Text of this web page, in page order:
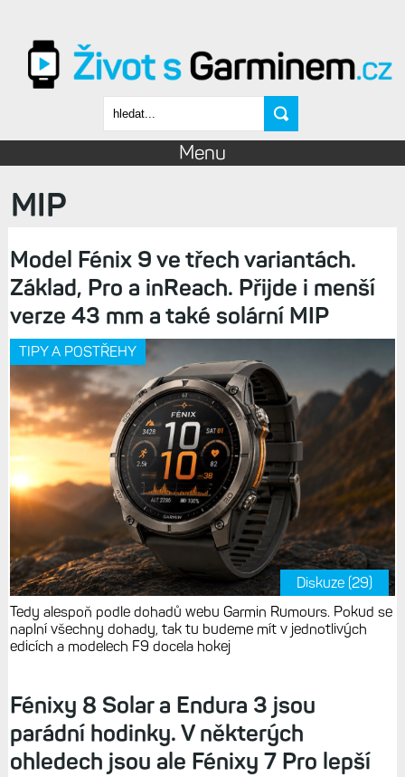
Vyhledávání
Menu
MIP
Model Fénix 9 ve třech variantách.
Základ, Pro a inReach. Přijde i menší
verze 43 mm a také solární MIP
TIPY A POSTŘEHY
Diskuze (29)
Tedy alespoň podle dohadů webu Garmin Rumours. Pokud se
naplní všechny dohady, tak tu budeme mít v jednotlivých
edicích a modelech F9 docela hokej
Fénixy 8 Solar a Endura 3 jsou
parádní hodinky. V některých
ohledech jsou ale Fénixy 7 Pro lepší